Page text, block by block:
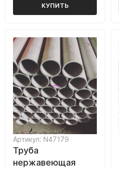
КУПИТЬ
Артикул: N47179
Труба
нержавеющая